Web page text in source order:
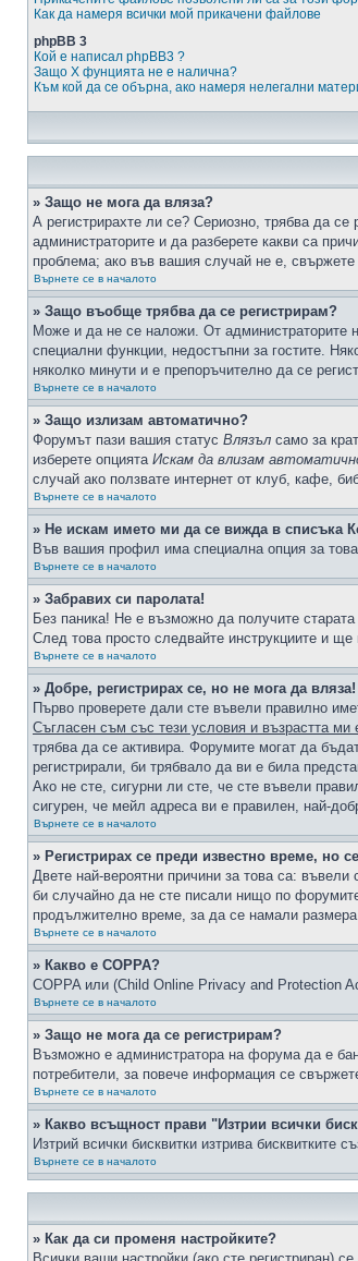
Как да намеря всички мой прикачени файлове
phpBB 3
Кой е написал phpBB3 ?
Защо X фунцията не е налична?
Към кой да се обърна, ако намеря нелегални
» Защо не мога да вляза?
А регистрирахте ли се? Сериозно, трябва да
администраторите и да разберете какви са
проблема; ако във вашия случай не е,
Върнете се в началото
» Защо въобще трябва да се регистрирам?
Може и да не се наложи. От администраторите
специални функции, недостъпни за гостите.
няколко минути и е препоръчително да се
Върнете се в началото
» Защо излизам автоматично?
Форумът пази вашия статус Влязъл само за
изберете опцията Искам да влизам
случай ако ползвате интернет от клуб, кафе,
Върнете се в началото
» Не искам името ми да се вижда в списъка
Във вашия профил има специална опция за
Върнете се в началото
» Забравих си паролата!
Без паника! Не е възможно да получите
След това просто следвайте инструкциите и
Върнете се в началото
» Добре, регистрирах се, но не мога да вляза!
Първо проверете дали сте въвели правилно
Съгласен съм със тези условия и възрастта ми
трябва да се активира. Форумите могат да
регистрирали, би трябвало да ви е била
Ако не сте, сигурни ли сте, че сте въвели
сигурен, че мейл адреса ви е правилен, най-
Върнете се в началото
» Регистрирах се преди известно време, но
Двете най-вероятни причини за това са:
би случайно да не сте писали нищо по
продължително време, за да се намали
Върнете се в началото
» Какво е COPPA?
COPPA или (Child Online Privacy and Protection
Върнете се в началото
» Защо не мога да се регистрирам?
Възможно е администратора на форума да е
потребители, за повече информация се
Върнете се в началото
» Какво всъщност прави "Изтрии всички
Изтрий всички бисквитки изтрива бисквитките
Върнете се в началото
» Как да си променя настройките?